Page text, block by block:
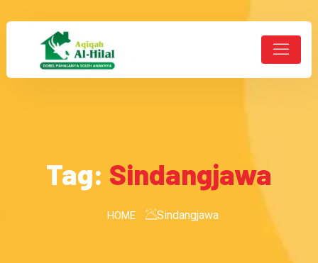
Tag: Sindangjawa
HOME Sindangjawa